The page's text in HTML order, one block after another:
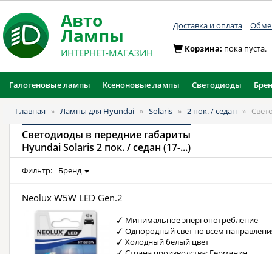
Авто
Лампы
ИНТЕРНЕТ-МАГАЗИН
Доставка и оплата
Корзина: пока пуста.
Галогеновые лампы Ксеноновые лампы Светодиоды
Главная » Лампы для Hyundai » Solaris » 2 пок. / седан »
Светодиоды в передние габариты
Hyundai Solaris 2 пок. / седан (17-...)
Фильтр: Бренд
Neolux W5W LED Gen.2
Минимальное энергопотребление
Однородный свет по всем
Холодный белый цвет